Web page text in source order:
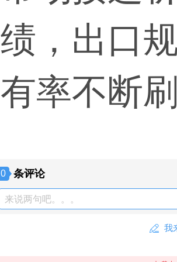
绩，出口
有率不断
0 条评论
来说两句吧。。。
我